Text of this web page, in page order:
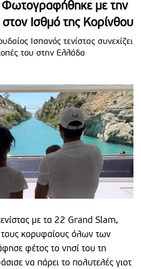
με την
στον Ισθμό της Κορίνθου
Ισπανός τενίστας συνεχίζει
του στην Ελλάδα
με τα 22 Grand Slam,
κορυφαίους όλων των
φέτος το νησί του τη
να πάρει το πολυτελές γιοτ